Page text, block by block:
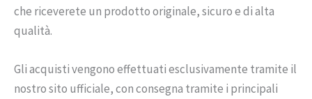
che riceverete un prodotto originale, sicuro e di alta
qualità.
Gli acquisti vengono effettuati esclusivamente tramite il
nostro sito ufficiale, con consegna tramite i principali